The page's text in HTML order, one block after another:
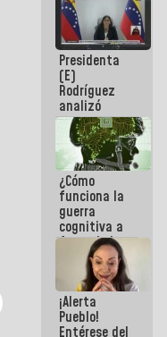
escribir
hazlo hoy
por que no
sabemos si
la semana
que viene
hay
programa
Presidenta
(E)
Rodríguez
analizó
junto a
gobernadores
planes de
recuperación
del Sistema
Eléctrico
Nacional
¿Cómo
funciona la
guerra
cognitiva a
favor de la
narrativa
hegemónica?
(1)
¡Alerta
Pueblo!
Entérese del